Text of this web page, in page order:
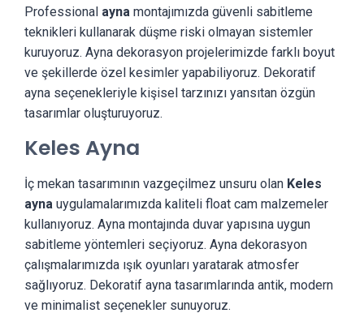
Professional ayna montajımızda güvenli sabitleme
teknikleri kullanarak düşme riski olmayan sistemler
kuruyoruz. Ayna dekorasyon projelerimizde farklı boyut
ve şekillerde özel kesimler yapabiliyoruz. Dekoratif
ayna seçenekleriyle kişisel tarzınızı yansıtan özgün
tasarımlar oluşturuyoruz.
Keles Ayna
İç mekan tasarımının vazgeçilmez unsuru olan Keles
ayna uygulamalarımızda kaliteli float cam malzemeler
kullanıyoruz. Ayna montajında duvar yapısına uygun
sabitleme yöntemleri seçiyoruz. Ayna dekorasyon
çalışmalarımızda ışık oyunları yaratarak atmosfer
sağlıyoruz. Dekoratif ayna tasarımlarında antik, modern
ve minimalist seçenekler sunuyoruz.